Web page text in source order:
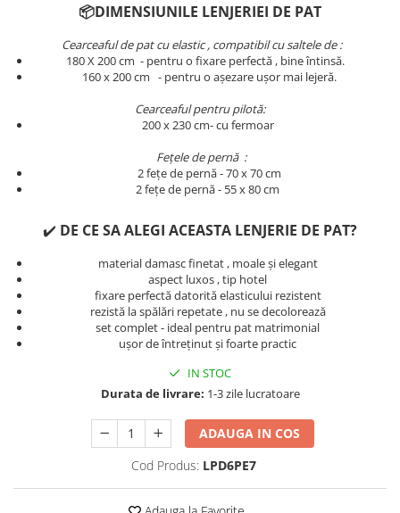
Set Lenjerie Pat Blanita Iepure, 6
Piese, Cu Pilota Inclusa
Lenjerii De Pat Premium Collection
Pilota / Cuvertura Inclusa
11 Piese, Cuvertura Inclusa
Lenjerii Damasc Egiptean King Size
Persoana
Lenjerii De Pat Damasc 1 Persoana
Lenjerii De Pat, Imprimeu 3D, 1
📦DIMENSIUNILE LENJERIEI DE PAT
Cearceaful de pat cu elastic , compatibil cu saltele de :
180 X 200 cm - pentru o fixare perfectă , bine întinsă.
​​​​160 x 200 cm - pentru o așezare ușor mai lejeră.
Cearceaful pentru pilotă:
200 x 230 cm- cu fermoar
Fețele de pernă :
2 fețe de pernă - 70 x 70 cm
2 fețe de pernă - 55 x 80 cm
✔️ DE CE SA ALEGI ACEASTA LENJERIE DE PAT?
material damasc finetat , moale și elegant
aspect luxos , tip hotel
fixare perfectă datorită elasticului rezistent
rezistă la spălări repetate , nu se decolorează
set complet - ideal pentru pat matrimonial
ușor de întreținut și foarte practic
IN STOC
Durata de livrare: 1-3 zile lucratoare
ADAUGA IN COS
Cod Produs: LPD6PE7